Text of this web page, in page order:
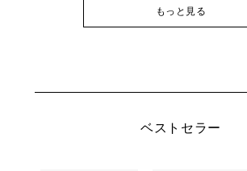
もっと見る
ベストセラー